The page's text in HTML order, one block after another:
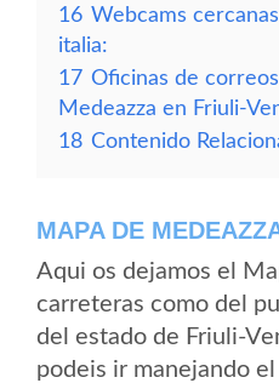
16 Webcams
italia:
17 Oficinas de
Medeazza en Friuli-
18 Contenido
MAPA DE
Aqui os dejamos el
carreteras como del
del estado de Friuli-
podeis ir manejando